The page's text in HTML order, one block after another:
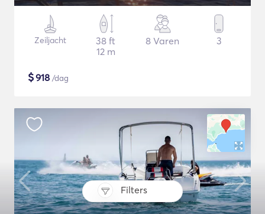
Filters
Zeiljacht
38 ft
12 m
8 Varen 3
$918 /dag